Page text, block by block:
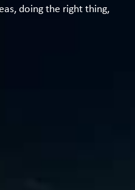
doing the right thing,